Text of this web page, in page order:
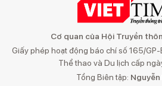
Cơ quan của Hội Truyền
Giấy phép hoạt động báo chí số 165/
Thể thao và Du lịch cấp
Tổng Biên tập: Nguyễn